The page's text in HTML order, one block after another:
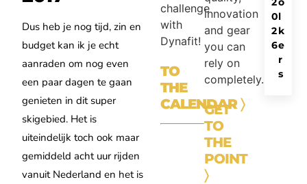
Dus heb je nog tijd, zin en
budget kan ik je echt
aanraden om nog even
een paar dagen te gaan
genieten in dit super
skigebied. Het is
uiteindelijk toch ook maar
gemiddeld acht uur rijden
vanuit Nederland en het is
challenge
with
Dynafit!
TO
THE
CALENDAR〉
innovation
and gear
you can
rely on
completely.
GET
TO
THE
POINT
〉
l
k
e
r
s
0
2
6